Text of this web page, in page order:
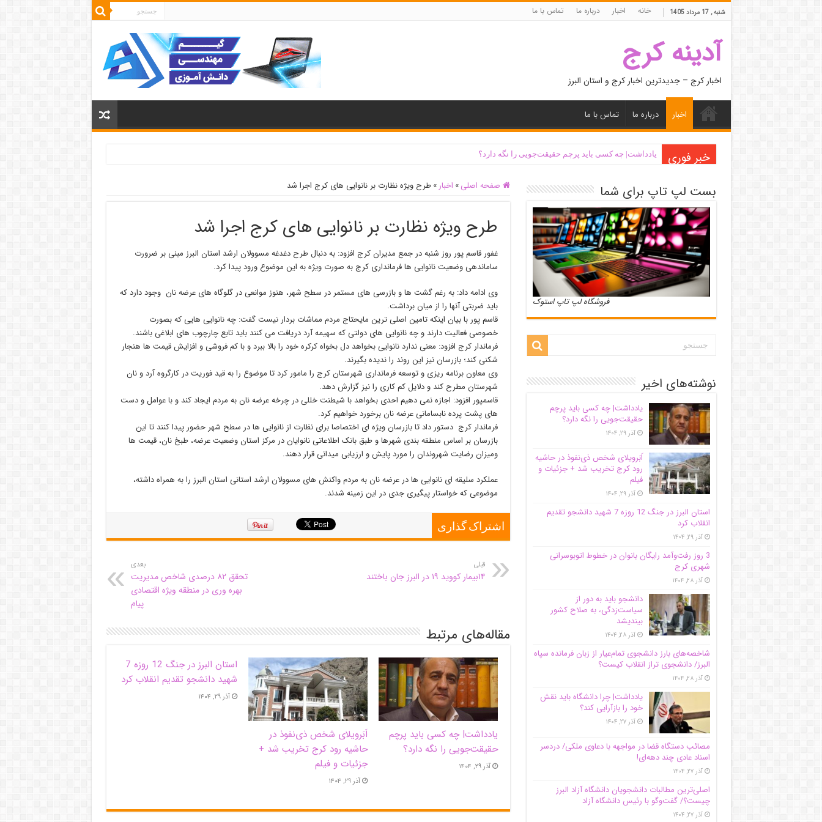
شنبه , 17 مرداد 1405 خانه اخبار درباره ما تماس با ما
آدینه کرج
اخبار کرج – جدیدترین اخبار کرج و استان البرز
اخبار درباره ما تماس با ما
خبر فوری یادداشت| ‌چه کسی باید پرچم حقیقت‌جویی را نگه دارد؟
صفحه اصلی » اخبار » طرح ویژه نظارت بر نانوایی های کرج اجرا شد
طرح ویژه نظارت بر نانوایی های کرج اجرا شد
غفور قاسم پور روز شنبه در جمع مدیران کرج افزود: به دنبال طرح دغدغه مسوولان ارشد استان البرز مبنی بر ضرورت
ساماندهی وضعیت نانوایی ها فرمانداری کرج به صورت ویژه به این موضوع ورود پیدا کرد.
وی ادامه داد: به رغم گشت ها و بازرسی های مستمر در سطح شهر، هنوز موانعی در گلوگاه های عرضه نان وجود دارد که
باید ضربتی آنها را از میان برداشت.
قاسم پور با بیان اینکه تامین اصلی ترین مایحتاج مردم مماشات بردار نیست گفت: چه نانوایی هایی که بصورت
خصوصی فعالیت دارند و چه نانوایی های دولتی که سهیمه آرد دریافت می کنند باید تابع چارچوب های ابلاغی باشند.
فرماندار کرج افزود: معنی ندارد نانوایی بخواهد دل بخواه کرکره خود را بالا ببرد و با کم فروشی و افزایش قیمت ها هنجار
شکنی کند؛ بازرسان نیز این روند را ندیده بگیرند.
وی معاون برنامه ریزی و توسعه فرمانداری شهرستان کرج را مامور کرد تا موضوع را به قید فوریت در کارگروه آرد و نان
شهرستان مطرح کند و دلایل کم کاری را نیز گزارش دهد.
قاسمپور افزود: اجازه نمی دهیم احدی بخواهد با شیطنت خللی در چرخه عرضه نان به مردم ایجاد کند و با عوامل و دست
های پشت پرده نابسامانی عرضه نان برخورد خواهیم کرد.
فرماندار کرج دستور داد تا بازرسان ویژه ای اختصاصا برای نظارت از نانوایی ها در سطح شهر حضور پیدا کنند تا این
بازرسان بر اساس منطقه بندی شهرها ‌و طبق بانک اطلاعاتی نانوایان در مرکز استان وضعیت عرضه، طبخ نان، قیمت ها
ومیزان رضایت شهروندان را مورد پایش و ارزیابی میدانی قرار دهند.
عملکرد سلیقه ای نانوایی ها در عرضه نان به مردم واکنش های مسوولان ارشد استانی استان البرز را به همراه داشته،
موضوعی که خواستار پیگیری جدی در این زمینه شدند.
اشتراک گذاری
قبلی
۱۴بیمار کووید ۱۹ در البرز جان باختند
بعدی
تحقق ۸۲ درصدی شاخص مدیریت
بهره وری در منطقه ویژه اقتصادی
پیام
مقاله‌های مرتبط
یادداشت| ‌چه کسی باید پرچم
حقیقت‌جویی را نگه دارد؟
آذر ۲۹, ۱۴۰۴
اَبَر‌ویلای شخص ذی‌نفوذ در
حاشیه‌ رود کرج تخریب شد +
جزئیات و فیلم
آذر ۲۹, ۱۴۰۴
استان البرز در جنگ 12 روزه 7
شهید دانشجو تقدیم انقلاب کرد
آذر ۲۹, ۱۴۰۴
بست لپ تاپ برای شما
فروشگاه لپ تاپ استوک
نوشته‌های اخیر
یادداشت| ‌چه کسی باید پرچم
حقیقت‌جویی را نگه دارد؟
آذر ۲۹, ۱۴۰۴
اَبَر‌ویلای شخص ذی‌نفوذ در حاشیه‌
رود کرج تخریب شد + جزئیات و
فیلم
آذر ۲۹, ۱۴۰۴
استان البرز در جنگ 12 روزه 7 شهید دانشجو تقدیم
انقلاب کرد
آذر ۲۹, ۱۴۰۴
3 روز رفت‌وآمد رایگان بانوان در خطوط اتوبوسرانی
شهری کرج
آذر ۲۸, ۱۴۰۴
دانشجو باید به دور از
سیاست‌زدگی، به صلاح کشور
بیندیشد
آذر ۲۸, ۱۴۰۴
شاخصه‌های بارز دانشجوی تمام‌عیار از زبان فرمانده سپاه
البرز/ دانشجوی تراز انقلاب کیست؟
آذر ۲۸, ۱۴۰۴
یادداشت| چرا دانشگاه باید نقش
خود را بازآرایی کند؟
آذر ۲۷, ۱۴۰۴
مصائب دستگاه قضا در مواجهه با دعاوی ملکی/ دردسر
اسناد عادی چند‌ دهه‌ای!
آذر ۲۷, ۱۴۰۴
اصلی‌ترین مطالبات دانشجویان دانشگاه آزاد البرز
چیست؟/ گفت‌وگو با رئیس دانشگاه آز‌اد
آذر ۲۷, ۱۴۰۴